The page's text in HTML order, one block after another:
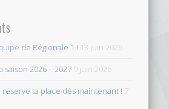
de Régionale 1 ! 13 juin 2026
2026 – 2027 9 juin 2026
réserve ta place dès maintenant ! 7